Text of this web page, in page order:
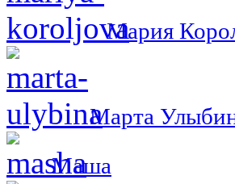
Мария
Марта
Маша